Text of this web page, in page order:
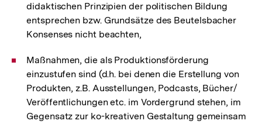
didaktischen Prinzipien der politischen Bildung
entsprechen bzw. Grundsätze des Beutelsbacher
Konsenses nicht beachten,
Maßnahmen, die als Produktionsförderung
einzustufen sind (d.h. bei denen die Erstellung von
Produkten, z.B. Ausstellungen, Podcasts, Bücher/
Veröffentlichungen etc. im Vordergrund stehen, im
Gegensatz zur ko-kreativen Gestaltung gemeinsam